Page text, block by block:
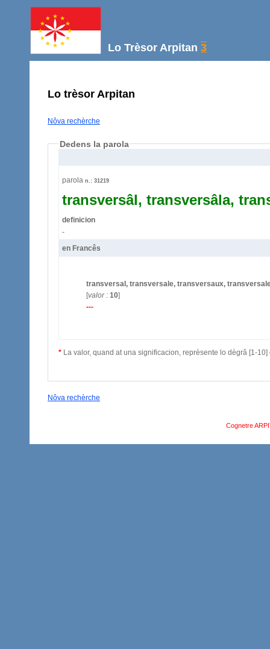
Lo Trèsor Arpitan 3
Lo trèsor Arpitan
Nôva rechèrche
Dedens la parola
parola n.: 31219
transversâl, transversâla,
definicion
-
en Francês
transversal, transversale, transversaux,
[valor : 10]
---
*La valor, quand at una significacion, reprèsente lo dègrâ [1-
Nôva rechèrche
Cognetre